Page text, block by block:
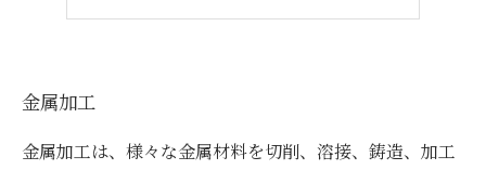
金属加工
金属加工は、様々な金属材料を切削、溶接、鋳造、加工